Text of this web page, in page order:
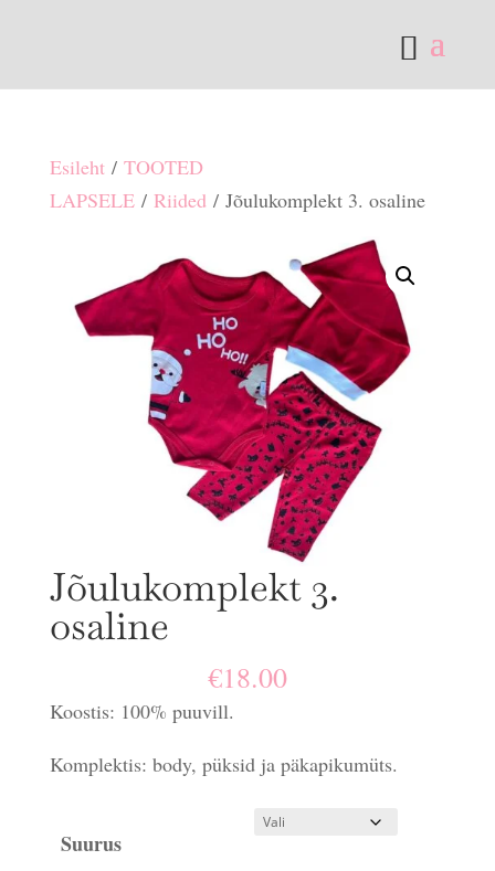
Esileht/ TOOTED
LAPSELE/ Riided/ Jõulukomplekt 3. osaline
Jõulukomplekt 3.
osaline
€18.00
Koostis: 100% puuvill.
Komplektis: body, püksid ja päkapikumüts.
Suurus